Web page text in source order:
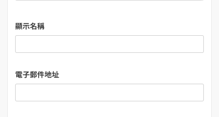
顯示名稱
電子郵件地址